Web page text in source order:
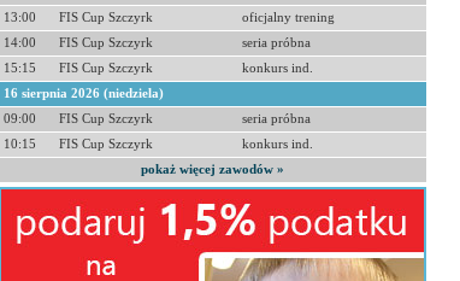
13:00
FIS Cup Szczyrk
oficjalny trening
14:00
FIS Cup Szczyrk
seria próbna
15:15
FIS Cup Szczyrk
konkurs ind.
16 sierpnia 2026 (niedziela)
09:00
FIS Cup Szczyrk
seria próbna
10:15
FIS Cup Szczyrk
konkurs ind.
pokaż więcej zawodów »